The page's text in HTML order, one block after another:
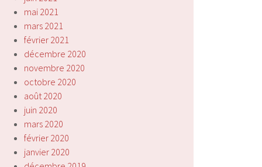
mai 2021
mars 2021
février 2021
décembre 2020
novembre 2020
octobre 2020
août 2020
juin 2020
mars 2020
février 2020
janvier 2020